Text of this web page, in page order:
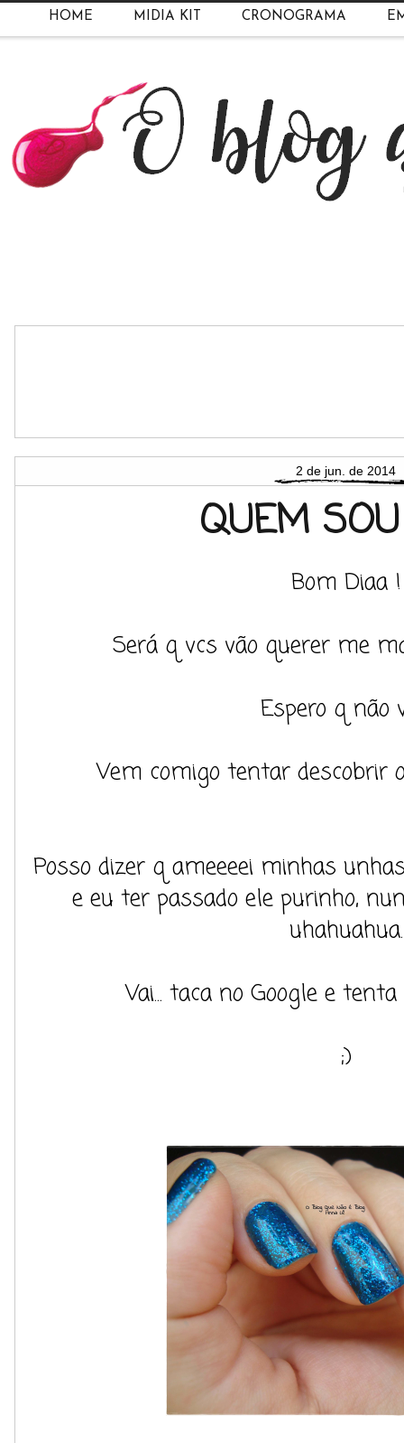
HOME MIDIA KIT CRONOGRAMA
2 de jun. de 2014
QUEM
Bom Diaa !
Será q vcs vão querer me
Espero q não
Vem comigo tentar descobrir
Posso dizer q ameeeei minhas
e eu ter passado ele purinho,
uhahuahua.
Vai... taca no Google e
;)